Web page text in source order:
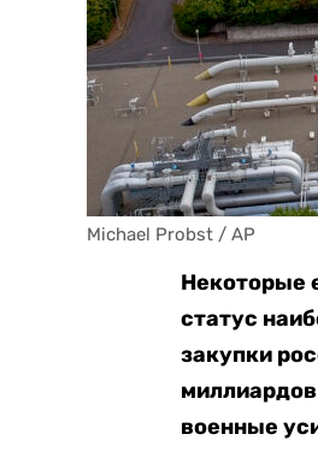
Michael Probst / AP
Некоторые
статус
закупки
военные